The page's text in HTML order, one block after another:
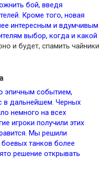
бой, введя
Кроме того, новая
интересным и вдумчивым
выбор, когда и какой
и будет, спамить чайники
эпичным событием,
в дальнейшем. Черных
немного на всех
игроки получили этих
Мы решили
танков более
решение открывать